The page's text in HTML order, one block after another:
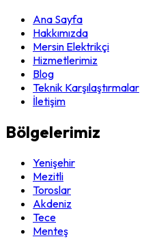
Ana Sayfa
Hakkımızda
Mersin Elektrikçi
Hizmetlerimiz
Blog
Teknik Karşılaştırmalar
İletişim
Bölgelerimiz
Yenişehir
Mezitli
Toroslar
Akdeniz
Tece
Menteş